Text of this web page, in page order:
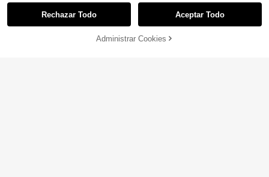
AÑADIR A LA BOLSA
Rechazar Todo Aceptar Todo
Administrar Cookies